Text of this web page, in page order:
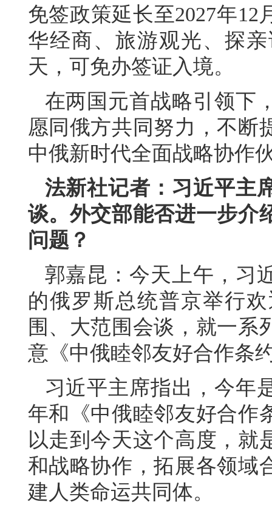
免签政策延长至2027年
华经商、旅游观光、探
天，可免办签证入境。
在两国元首战略引领下
愿同俄方共同努力，不断
中俄新时代全面战略协作
法新社记者：习近平主
谈。外交部能否进一步介
问题？
郭嘉昆：今天上午，习
的俄罗斯总统普京举行
围、大范围会谈，就一系
意《中俄睦邻友好合作条
习近平主席指出，今年
年和《中俄睦邻友好合作
以走到今天这个高度，就
和战略协作，拓展各领域
建人类命运共同体。